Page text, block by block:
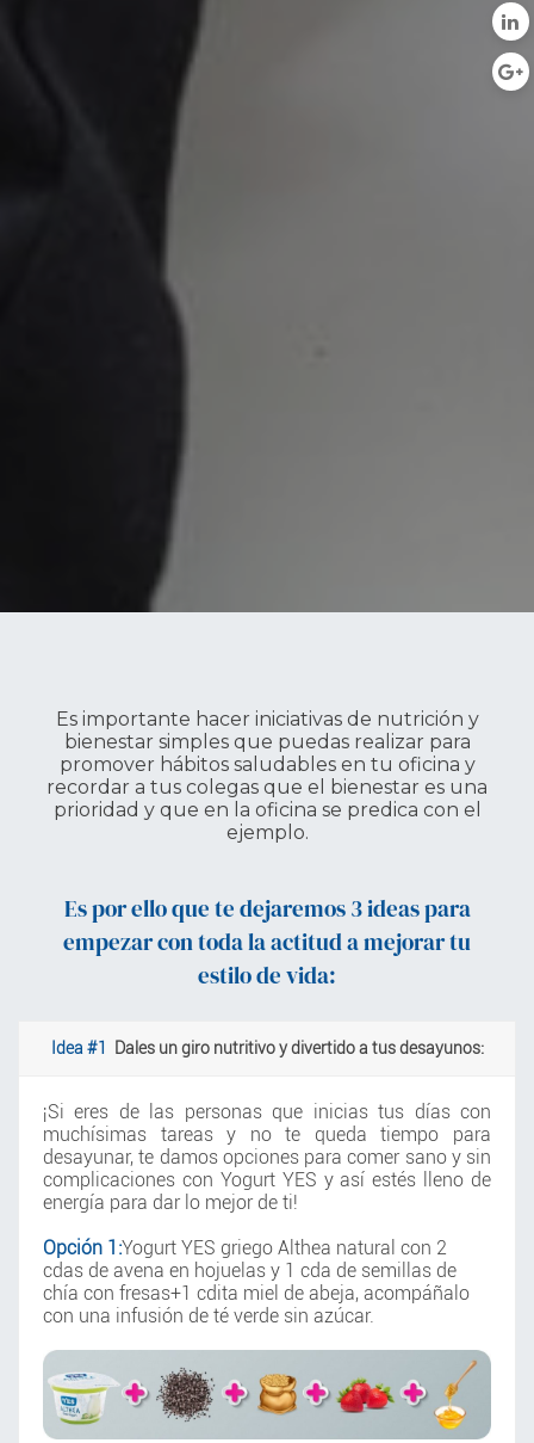
Es importante hacer iniciativas de nutrición y
bienestar simples que puedas realizar para
promover hábitos saludables en tu oficina y
recordar a tus colegas que el bienestar es una
prioridad y que en la oficina se predica con el
ejemplo.
Es por ello que te dejaremos 3 ideas para
empezar con toda la actitud a mejorar tu
estilo de vida:
Idea #1 Dales un giro nutritivo y divertido a tus desayunos:
¡Si eres de las personas que inicias tus días con
muchísimas tareas y no te queda tiempo para
desayunar, te damos opciones para comer sano y sin
complicaciones con Yogurt YES y así estés lleno de
energía para dar lo mejor de ti!
Opción 1:Yogurt YES griego Althea natural con 2
cdas de avena en hojuelas y 1 cda de semillas de
chía con fresas+1 cdita miel de abeja, acompáñalo
con una infusión de té verde sin azúcar.